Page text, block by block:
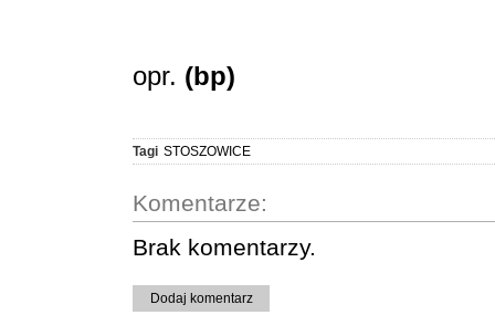
opr. (bp)
Tagi STOSZOWICE
Komentarze:
Brak komentarzy.
Dodaj komentarz